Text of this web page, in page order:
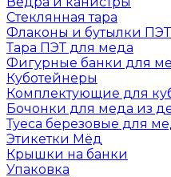
Стеклянная тара
Флаконы и бутылки ПЭТ
Тара ПЭТ для меда
Фигурные банки для
Куботейнеры
Комплектующие для
Бочонки для меда из
Туеса березовые для
Этикетки Мёд
Крышки на банки
Упаковка